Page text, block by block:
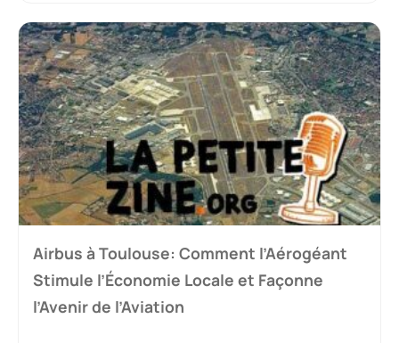
Airbus à Toulouse: Comment l’Aérogéant
Stimule l’Économie Locale et Façonne
l’Avenir de l’Aviation